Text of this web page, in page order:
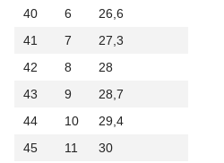
40 6
26,6
41
7
27,3
42
8
28
43
9
28,7
44
10
29,4
45
11 30